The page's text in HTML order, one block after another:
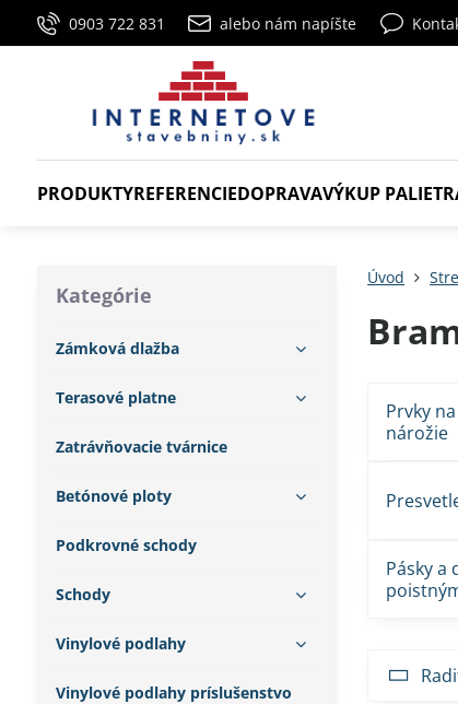
0903 722 831 alebo nám napíšte
PRODUKTYREFERENCIEDOPRAVAVÝKUP PALIET
Úvod
Prvky
nárožie
Pásky a
Kategórie
Zámková dlažba
Terasové platne
Zatrávňovacie tvárnice
Betónové ploty
Podkrovné schody
Schody
Vinylové podlahy
Vinylové podlahy príslušenstvo